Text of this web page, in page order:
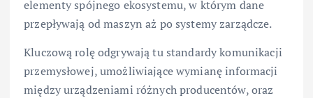
elementy spójnego ekosystemu, w którym dane
przepływają od maszyn aż po systemy zarządcze.
Kluczową rolę odgrywają tu standardy komunikacji
przemysłowej, umożliwiające wymianę informacji
między urządzeniami różnych producentów, oraz